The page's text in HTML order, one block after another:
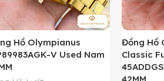
Hồ Olympianus
V Used Nam
Đồng Hồ
Classic